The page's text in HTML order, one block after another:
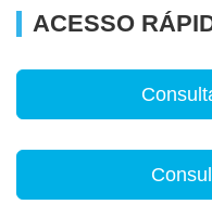
ACESSO